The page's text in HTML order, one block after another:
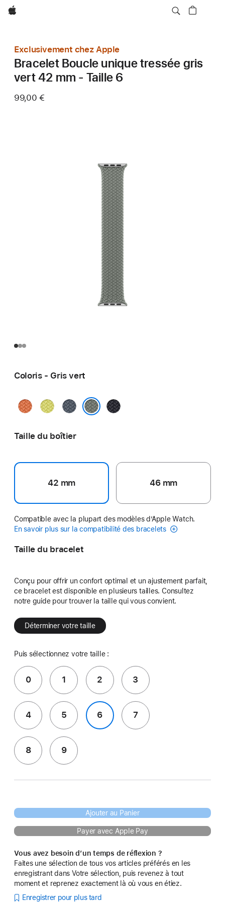
Apple
Exclusivement chez Apple
Bracelet Boucle unique tressée gris
vert 42 mm - Taille 6
99,00 €
Coloris - Gris vert
Curcuma
JauneBleu
maritime
Minuit
Taille du boîtier
42 mm 46 mm
Compatible avec la plupart des modèles d’Apple Watch.
En savoir plus sur la compatibilité des bracelets
Taille du bracelet
Conçu pour offrir un confort optimal et un ajustement parfait,
ce bracelet est disponible en plusieurs tailles. Consultez
notre guide pour trouver la taille qui vous convient.
Déterminer votre taille
Puis sélectionnez votre taille :
0 1 2 3
4 5 6 7
8 9
Ajouter au Panier
Payer avec Apple Pay
Vous avez besoin d’un temps de réflexion ?
Faites une sélection de tous vos articles préférés en les
enregistrant dans Votre sélection, puis revenez à tout
moment et reprenez exactement là où vous en étiez.
Enregistrer pour plus tard